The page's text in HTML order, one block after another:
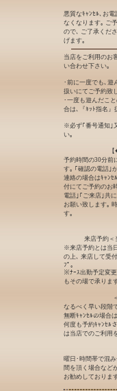
悪質なｷｬﾝｾﾙ､お電
なくなります｡ ご
ので､ ご了承くだ
げます｡
当店をご利用のお
い合わせ下さい｡
･前に一度でも､遊
扱いにてご予約致
･一度も遊んだこ
合は､『ﾈｯﾄ指名』
※必ず｢番号通知｣
い｡
予約時間の30分前
す｡ ｢確認の電話｣
連絡の場合はｷｬﾝｾ
付にてご予約のお
電話｣｢ご来店｣共
お願い致します｡
す｡
来店予約＜
※来店予約とは当
の上､ 来店して受
ﾌﾟ｡
※ﾅｰｽ出勤予定変
もその場で承りま
なるべく早い段階
無断ｷｬﾝｾﾙの場合
何度も予約ｷｬﾝｾﾙ
は当店でのご利用
曜日･時間帯で混
間を頂く場合など
お勧めしておりま